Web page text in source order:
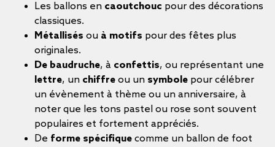
Les ballons en caoutchouc pour des décorations
classiques.
Métallisés ou à motifs pour des fêtes plus
originales.
De baudruche, à confettis, ou représentant une
lettre, un chiffre ou un symbole pour célébrer
un évènement à thème ou un anniversaire, à
noter que les tons pastel ou rose sont souvent
populaires et fortement appréciés.
De forme spécifique comme un ballon de foot